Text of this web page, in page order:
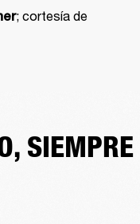
SIEMPRE